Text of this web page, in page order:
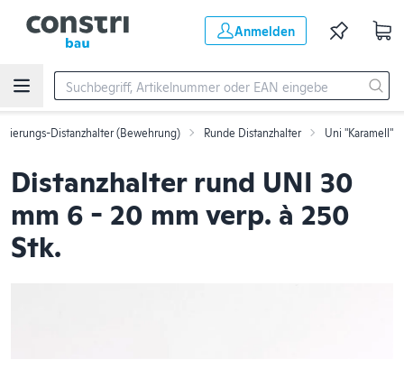
Anmelden
Distanzhalter (Bewehrung) Runde Distanzhalter Uni "Karamell"
Distanzhalter rund UNI 30
mm 6 - 20 mm verp. à 250
Stk.